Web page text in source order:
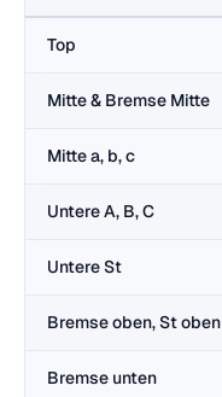
Top
Mitte & Bremse Mitte
Mitte a, b, c
Untere A, B, C
Untere St
Bremse oben, St oben
Bremse unten